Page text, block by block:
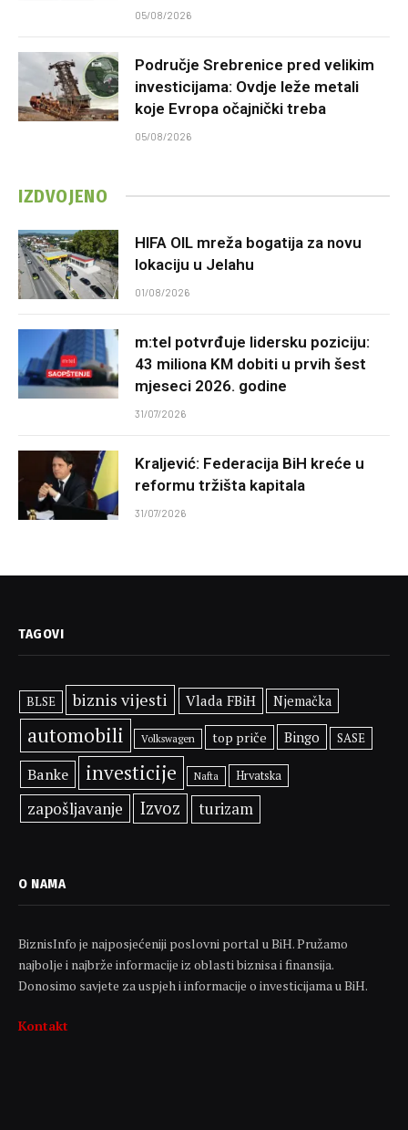
05/08/2026
Područje Srebrenice pred velikim
investicijama: Ovdje leže metali
koje Evropa očajnički treba
05/08/2026
IZDVOJENO
HIFA OIL mreža bogatija za novu
lokaciju u Jelahu
01/08/2026
m:tel potvrđuje lidersku poziciju:
43 miliona KM dobiti u prvih šest
mjeseci 2026. godine
31/07/2026
Kraljević: Federacija BiH kreće u
reformu tržišta kapitala
31/07/2026
TAGOVI
BLSE biznis vijesti Vlada FBiH Njemačka
automobili Volkswagen top priče Bingo SASE
Banke investicije Nafta Hrvatska
zapošljavanje Izvoz turizam
O NAMA
BiznisInfo je najposjećeniji poslovni portal u BiH. Pružamo
najbolje i najbrže informacije iz oblasti biznisa i finansija.
Donosimo savjete za uspjeh i informacije o investicijama u BiH.
Kontakt